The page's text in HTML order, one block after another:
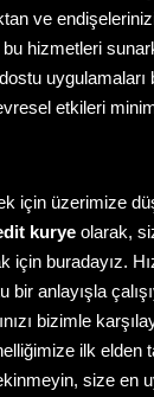
ve
hizmetleri
etkileri
için üzerimize
kurye olarak,
için buradayız.
bir anlayışla
bizimle
ilk elden
size en